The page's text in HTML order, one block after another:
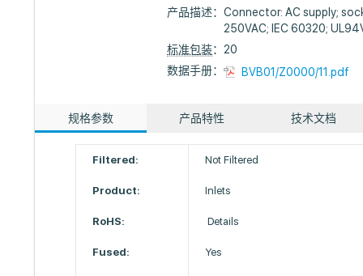
产品描述：Connector: AC supply;
250VAC; IEC 60320;
标准包装：20
数据手册：
BVB01/Z0000/11.pdf
规格参数 产品特性 技术文档
Filtered: Not Filtered
Product: Inlets
RoHS: Details
Fused: Yes